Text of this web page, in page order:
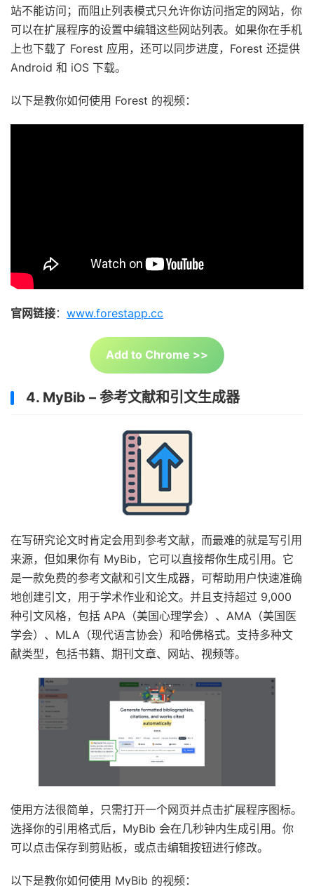
站不能访问；而阻止列表模式只允许你访问指定的网站，你
可以在扩展程序的设置中编辑这些网站列表。如果你在手机
上也下载了 Forest 应用，还可以同步进度，Forest 还提供
Android 和 iOS 下载。
以下是教你如何使用 Forest 的视频：
官网链接： www.forestapp.cc
Add to Chrome >>
4. MyBib – 参考文献和引文生成器
在写研究论文时肯定会用到参考文献，而最难的就是写引用
来源，但如果你有 MyBib，它可以直接帮你生成引用。它
是一款免费的参考文献和引文生成器，可帮助用户快速准确
地创建引文，用于学术作业和论文。并且支持超过 9,000
种引文风格，包括 APA（美国心理学会）、AMA（美国医
学会）、MLA（现代语言协会）和哈佛格式。支持多种文
献类型，包括书籍、期刊文章、网站、视频等。
使用方法很简单，只需打开一个网页并点击扩展程序图标。
选择你的引用格式后，MyBib 会在几秒钟内生成引用。你
可以点击保存到剪贴板，或点击编辑按钮进行修改。
以下是教你如何使用 MyBib 的视频：